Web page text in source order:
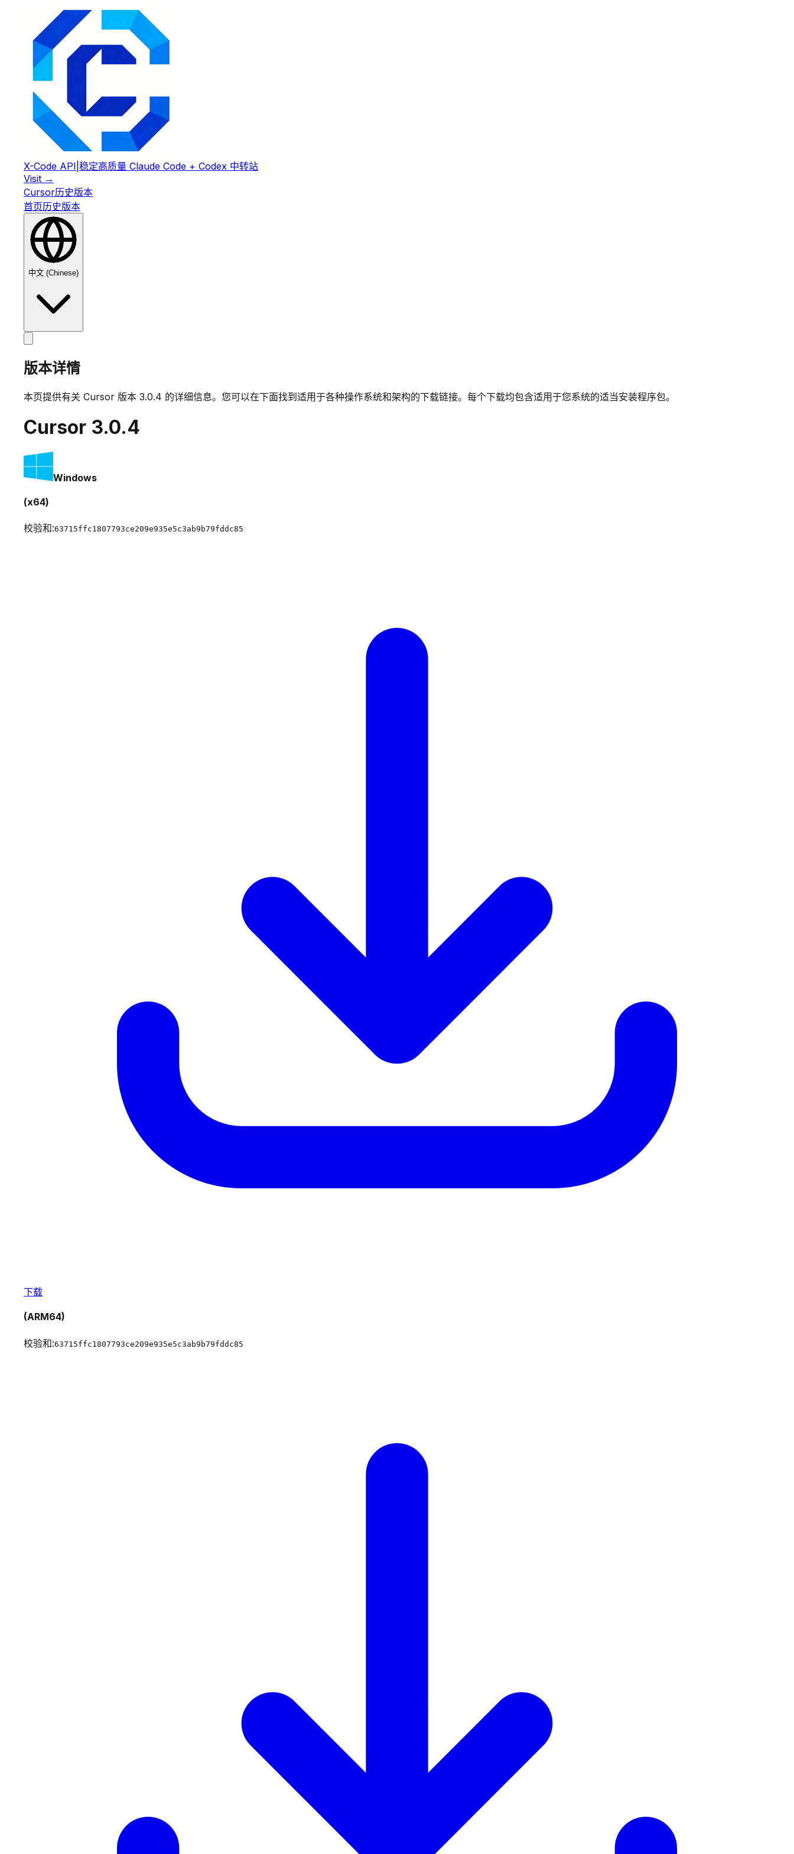
X-Code API 稳定高质量 Claude Code + Codex 中转站
Visit →
Cursor历史版本
首页历史版本
中文 (Chinese)
版本详情
本页提供有关 Cursor 版本 3.0.4 的详细信息。您可以在下面找到适用于各种操作系统和架构的下载链接。每个下载均包含适用于您系统的适当安装程序包。
Cursor 3.0.4
Windows
(x64)
校验和:63715ffc1807793ce209e935e5c3ab9b79fddc85
下载
(ARM64)
校验和:63715ffc1807793ce209e935e5c3ab9b79fddc85